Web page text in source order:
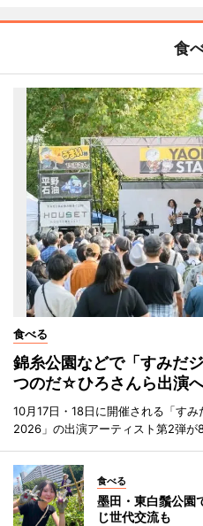
食
食べる
錦糸公園などで「すみだ
つのだ☆ひろさんら出演
10月17日・18日に開催される「す
2026」の出演アーティスト第2弾が
食べる
墨田・東白鬚公
じ世代交流も